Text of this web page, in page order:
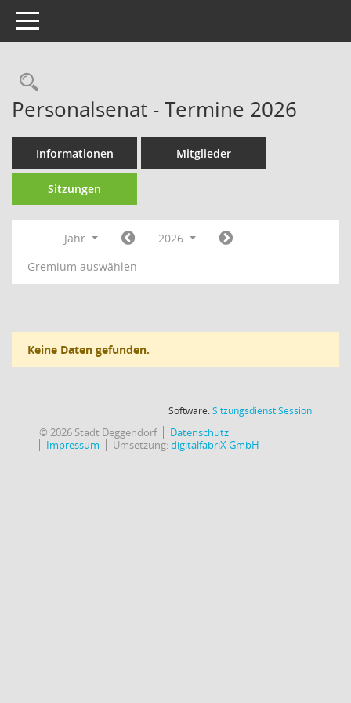
Toggle navigation
Rechercheauswahl
Personalsenat - Termine 2026
Informationen Mitglieder
Sitzungen
Jahr
2026
Gremium auswählen
Keine Daten gefunden.
Software:SitzungsdienstSession(Wird in
© 2026 Stadt Deggendorf
Datenschutz
Impressum
Umsetzung:digitalfabriX GmbH